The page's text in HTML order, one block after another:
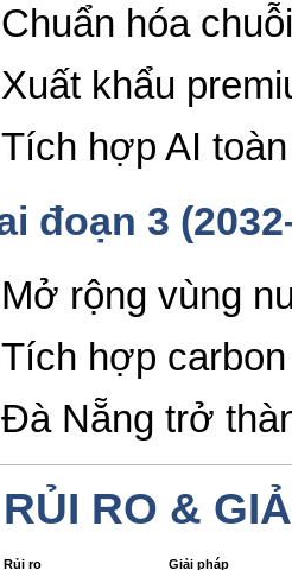
Chuẩn hóa
Xuất khẩu
Tích hợp AI
đoạn 3
Mở rộng vùng
Tích hợp
Đà Nẵng trở
RỦI RO &
Rủi ro Giải pháp